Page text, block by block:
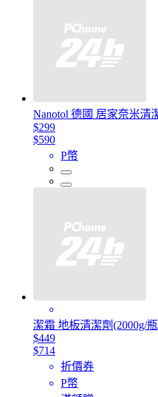
Nanotol 德國 居家奈米清
$299
$590
P幣
潔霜 地板清潔劑(2000g/
$449
$714
折價券
P幣